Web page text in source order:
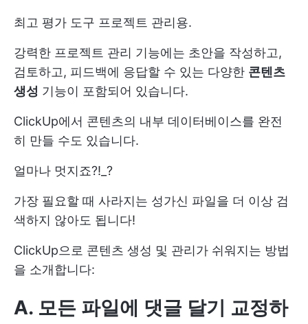
최고 평가 도구 프로젝트 관리용.
강력한 프로젝트 관리 기능에는 초안을 작성하고,
검토하고, 피드백에 응답할 수 있는 다양한 콘텐츠
생성 기능이 포함되어 있습니다.
ClickUp에서 콘텐츠의 내부 데이터베이스를 완전
히 만들 수도 있습니다.
얼마나 멋지죠?!_?
가장 필요할 때 사라지는 성가신 파일을 더 이상 검
색하지 않아도 됩니다!
ClickUp으로 콘텐츠 생성 및 관리가 쉬워지는 방법
을 소개합니다:
A. 모든 파일에 댓글 달기 교정하